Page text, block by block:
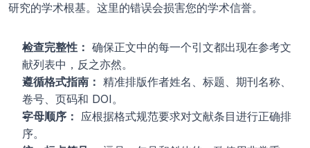
研究的学术根基。这里的错误会损害您的学术信誉。
检查完整性： 确保正文中的每一个引文都出现在参考文
献列表中，反之亦然。
遵循格式指南： 精准排版作者姓名、标题、期刊名称、
卷号、页码和 DOI。
字母顺序： 应根据格式规范要求对文献条目进行正确排
序。